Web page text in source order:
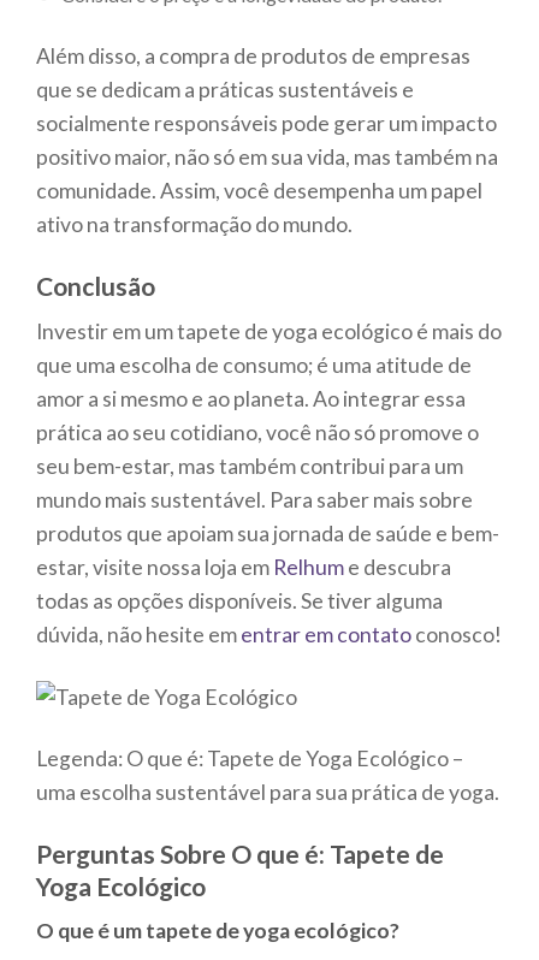
Além disso, a compra de produtos de empresas
que se dedicam a práticas sustentáveis e
socialmente responsáveis pode gerar um impacto
positivo maior, não só em sua vida, mas também na
comunidade. Assim, você desempenha um papel
ativo na transformação do mundo.
Conclusão
Investir em um tapete de yoga ecológico é mais do
que uma escolha de consumo; é uma atitude de
amor a si mesmo e ao planeta. Ao integrar essa
prática ao seu cotidiano, você não só promove o
seu bem-estar, mas também contribui para um
mundo mais sustentável. Para saber mais sobre
produtos que apoiam sua jornada de saúde e bem-
estar, visite nossa loja em Relhume descubra
todas as opções disponíveis. Se tiver alguma
dúvida, não hesite ementrar em contatoconosco!
Legenda: O que é: Tapete de Yoga Ecológico –
uma escolha sustentável para sua prática de yoga.
Perguntas Sobre O que é: Tapete de
Yoga Ecológico
O que é um tapete de yoga ecológico?